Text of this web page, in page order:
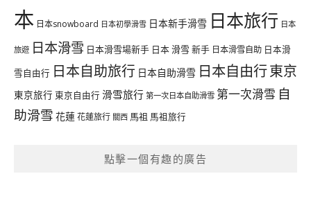
本 日本snowboard 日本初學滑雪 日本新手滑雪 日本旅行 日本
旅遊 日本滑雪 日本滑雪場新手 日本 滑雪 新手 日本滑雪自助 日本滑
雪自由行 日本自助旅行 日本自助滑雪 日本自由行東京
東京旅行 東京自由行 滑雪旅行 第一次日本自助滑雪 第一次滑雪 自
助滑雪 花蓮花蓮旅行 關西 馬祖 馬祖旅行
點擊一個有趣的廣告